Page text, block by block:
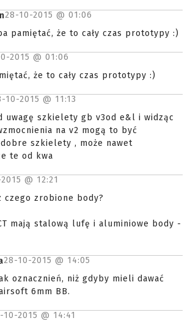
28-10-2015 @ 01:06
pamiętać, że to cały czas prototypy :)
2015 @ 01:06
że to cały czas prototypy :)
10-2015 @ 11:13
uwagę szkielety gb v3od e&l i widząc
na v2 mogą to być
szkielety , może nawet
te od kwa
@ 12:21
czego zrobione body?
mają stalową lufę i aluminiowe body -
28-10-2015 @ 14:05
oznacznień, niż gdyby mieli dawać
6mm BB.
10-2015 @ 14:41